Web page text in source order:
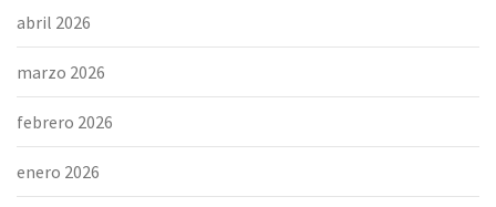
abril 2026
marzo 2026
febrero 2026
enero 2026